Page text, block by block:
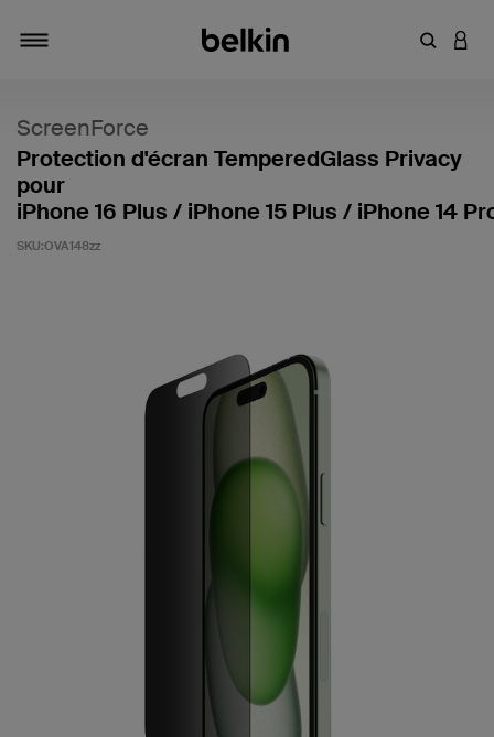
Saisir
ScreenForce
Protection d'écran TemperedGlass Privacy
pour
iPhone 16 Plus / iPhone 15 Plus / iPhone 14
SKU:OVA148zz